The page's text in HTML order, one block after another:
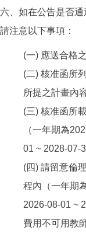
六、如在公告是否
請注意以下事項：
(一) 應送合格
(二) 核准函所
所提之計畫內
(三) 核准函所
（一年期為
01 ~ 2028-07-
(四) 請留意倫
程內（一年期
2026-08-01 ~
費用不可用教